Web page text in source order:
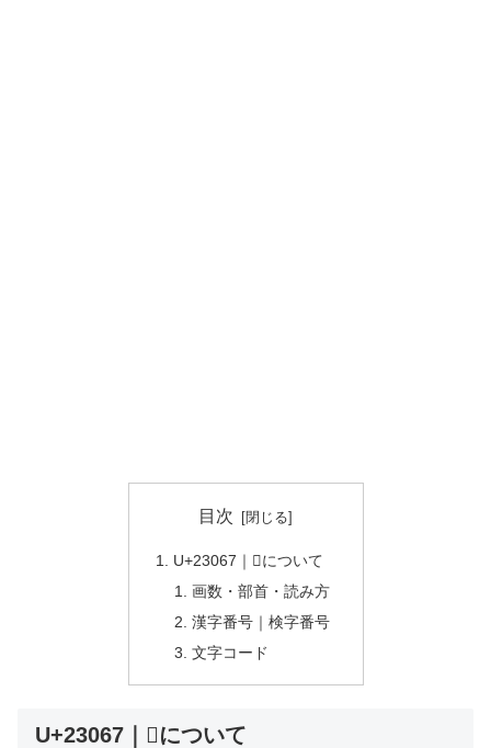
目次
U+23067｜𣁧について
画数・部首・読み方
漢字番号｜検字番号
文字コード
U+23067｜𣁧について